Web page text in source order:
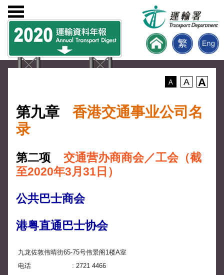
A A A
第九章
香港交通事业公司名
录
第二项
交通营办商商会／工会（截
至2020年3月31日）
公共巴士商会
港粤直通巴士协会
九龙佐敦伟晴街65-75号伟景阁1楼A室
电话
2721 4466